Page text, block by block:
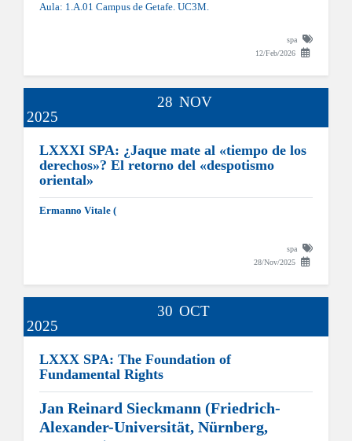
Aula: 1.A.01 Campus de Getafe. UC3M.
spa
12/Feb/2026
28 NOV
2025
LXXXI SPA: ¿Jaque mate al «tiempo de los
derechos»? El retorno del «despotismo
oriental»
Ermanno Vitale (
spa
28/Nov/2025
30 OCT
2025
LXXX SPA: The Foundation of
Fundamental Rights
Jan Reinard Sieckmann (Friedrich-
Alexander-Universität, Nürnberg,